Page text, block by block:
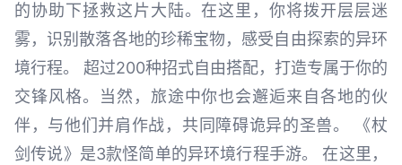
的协助下拯救这片大陆。在这里，你将拨开层层迷
雾，识别散落各地的珍稀宝物，感受自由探索的异环
境行程。 超过200种招式自由搭配，打造专属于你的
交锋风格。当然，旅途中你也会邂逅来自各地的伙
伴，与他们并肩作战，共同障碍诡异的圣兽。 《杖
剑传说》是3款怪简单的异环境行程手游。 在这里，